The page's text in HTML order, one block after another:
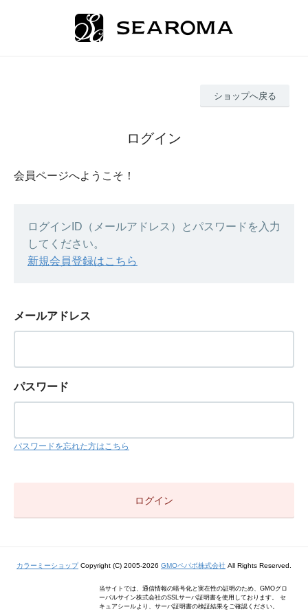
ショップへ戻る
ログイン
会員ページへようこそ！
ログインID（メールアドレス）とパスワードを入力
してください。
新規会員登録はこちら
メールアドレス
パスワード
パスワードを忘れた方はこちら
カラーミーショップCopyright (C) 2005-2026 GMOペパボ株式会社 All Rights Reserved.
当サイトでは、通信情報の暗号化と実在性の証明のため、GMOグロ
ーバルサイン株式会社のSSLサーバ証明書を使用しております。 セ
キュアシールより、サーバ証明書の検証結果をご確認ください。